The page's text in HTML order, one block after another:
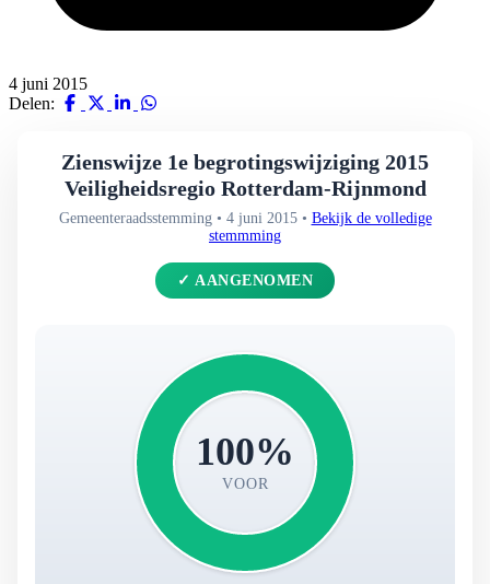
4 juni 2015
Delen:
Zienswijze 1e begrotingswijziging 2015
Veiligheidsregio Rotterdam-Rijnmond
Gemeenteraadsstemming • 4 juni 2015 • Bekijk de volledige
stemmming
✓ AANGENOMEN
100%
VOOR